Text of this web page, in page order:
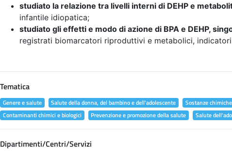
studiato la relazione tra livelli interni di DEHP e
infantile idiopatica;
studiato gli effetti e modo di azione di BPA e DEHP,
registrati biomarcatori riproduttivi e metabolici,
Tematica
Genere e salute Salute della donna, del bambino e dell'adolescente Sostanze
Contaminanti chimici e biologici
Prevenzione e promozione della salute Salute
Dipartimenti/Centri/Servizi